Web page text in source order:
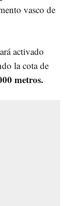
vasco de
activado
la cota de
metros.